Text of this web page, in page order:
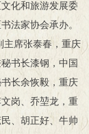
化和旅游发展委
法家协会承办。
主席张泰春，重庆
书长漆钢，中国
长余恢毅，重庆
岗、乔堃龙，重
、胡正好、牛帅